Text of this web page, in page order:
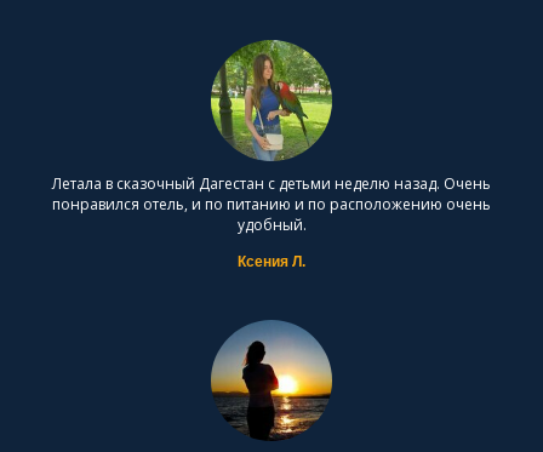
Летала в сказочный Дагестан с детьми неделю назад. Очень
понравился отель, и по питанию и по расположению очень
удобный.
Ксения Л.